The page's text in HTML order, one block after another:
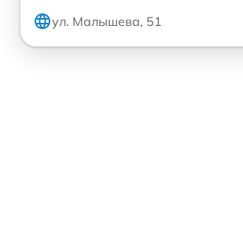
ул. Малышева, 51